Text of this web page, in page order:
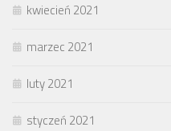
kwiecień 2021
marzec 2021
luty 2021
styczeń 2021